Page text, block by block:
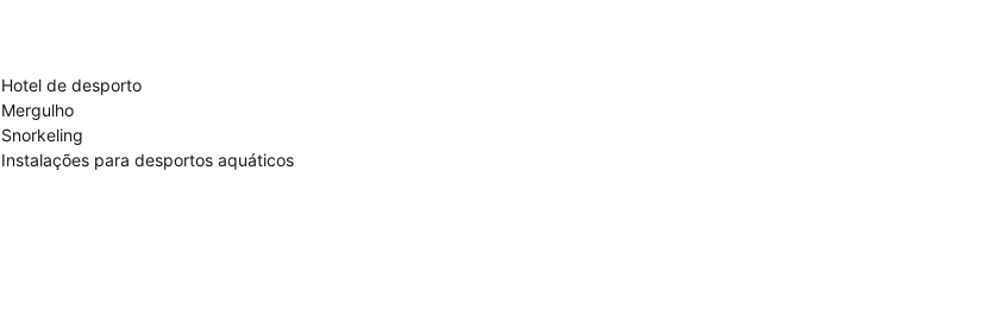
Hotel de desporto
Mergulho
Snorkeling
Instalações para desportos aquáticos